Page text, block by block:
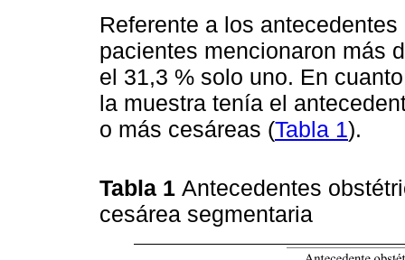
Referente a los
pacientes mencionaron más
el 31,3 % solo uno. En
la muestra tenía el
o más cesáreas (Tabla 1).
Tabla 1 Antecedentes
cesárea segmentaria